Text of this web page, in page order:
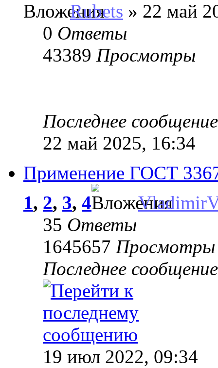
Rubets » 22 май
0 Ответы
43389 Просмотры
Последнее
22 май 2025, 16:34
Применение ГОСТ
1, 2, 3, 4
35 Ответы
1645657 Просмотры
Последнее
19 июл 2022, 09:34